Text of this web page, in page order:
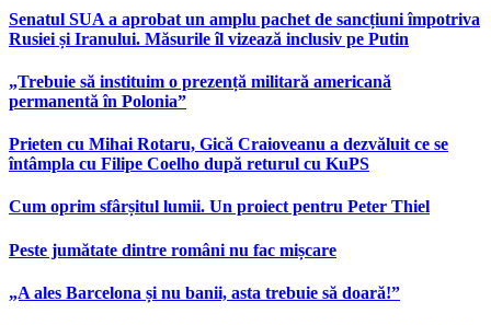
Senatul SUA a aprobat un amplu pachet de sancțiuni împotriva
Rusiei și Iranului. Măsurile îl vizează inclusiv pe Putin
„Trebuie să instituim o prezență militară americană
permanentă în Polonia”
Prieten cu Mihai Rotaru, Gică Craioveanu a dezvăluit ce se
întâmpla cu Filipe Coelho după returul cu KuPS
Cum oprim sfârșitul lumii. Un proiect pentru Peter Thiel
Peste jumătate dintre români nu fac mișcare
„A ales Barcelona și nu banii, asta trebuie să doară!”